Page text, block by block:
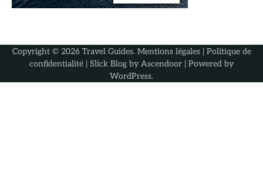
Copyright © 2026 Travel Guides. Mentions légales| Politique de
confidentialité | Slick Blog by Ascendoor | Powered by
WordPress.